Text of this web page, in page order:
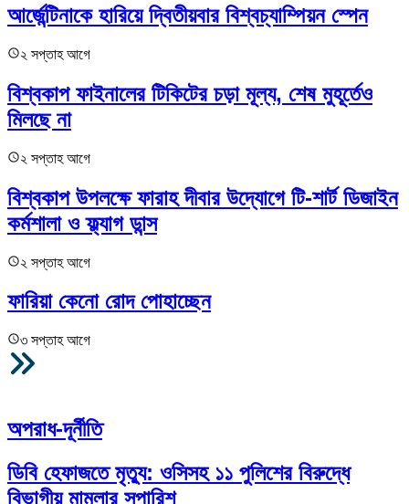
আর্জেন্টিনাকে হারিয়ে দ্বিতীয়বার বিশ্বচ্যাম্পিয়ন স্পেন
২ সপ্তাহ আগে
বিশ্বকাপ ফাইনালের টিকিটের চড়া মূল্য, শেষ মুহূর্তেও
মিলছে না
২ সপ্তাহ আগে
বিশ্বকাপ উপলক্ষে ফারাহ দীবার উদ্যোগে টি-শার্ট ডিজাইন
কর্মশালা ও ফ্ল্যাগ ডান্স
২ সপ্তাহ আগে
ফারিয়া কেনো রোদ পোহাচ্ছেন
৩ সপ্তাহ আগে
অপরাধ-দূর্নীতি
ডিবি হেফাজতে মৃত্যু: ওসিসহ ১১ পুলিশের বিরুদ্ধে
বিভাগীয় মামলার সুপারিশ